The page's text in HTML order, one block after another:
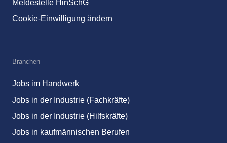
Meldestelle HinSchG
Cookie-Einwilligung ändern
Branchen
Jobs im Handwerk
Jobs in der Industrie (Fachkräfte)
Jobs in der Industrie (Hilfskräfte)
Jobs in kaufmännischen Berufen